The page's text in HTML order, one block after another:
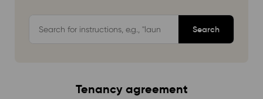
ohjepankista
Tenancy agreement